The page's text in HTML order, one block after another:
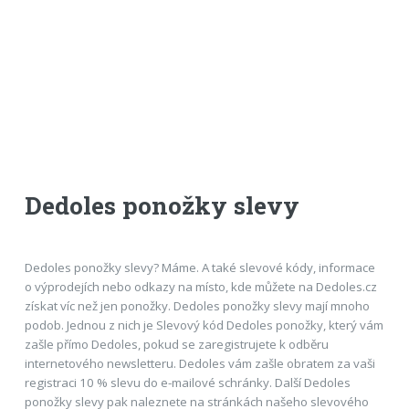
Dedoles ponožky slevy
Dedoles ponožky slevy? Máme. A také slevové kódy, informace
o výprodejích nebo odkazy na místo, kde můžete na Dedoles.cz
získat víc než jen ponožky. Dedoles ponožky slevy mají mnoho
podob. Jednou z nich je Slevový kód Dedoles ponožky, který vám
zašle přímo Dedoles, pokud se zaregistrujete k odběru
internetového newsletteru. Dedoles vám zašle obratem za vaši
registraci 10 % slevu do e-mailové schránky. Další Dedoles
ponožky slevy pak naleznete na stránkách našeho slevového